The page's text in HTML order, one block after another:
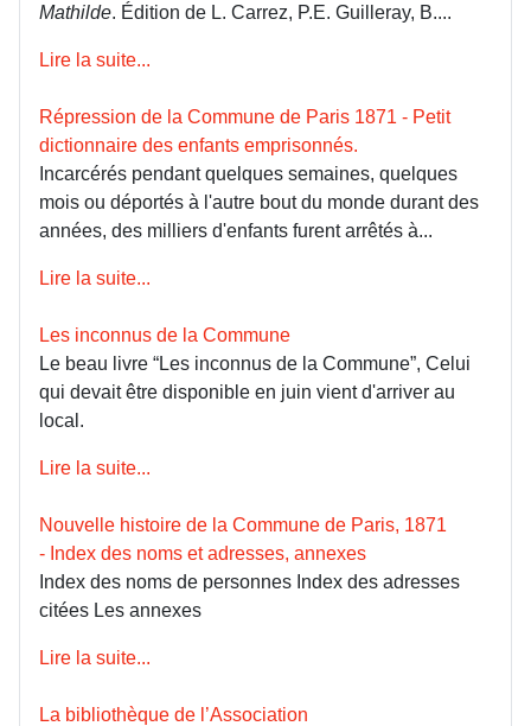
Mathilde. Édition de L. Carrez, P.E. Guilleray, B....
Lire la suite...
Répression de la Commune de Paris 1871 - Petit
dictionnaire des enfants emprisonnés.
Incarcérés pendant quelques semaines, quelques
mois ou déportés à l'autre bout du monde durant des
années, des milliers d'enfants furent arrêtés à...
Lire la suite...
Les inconnus de la Commune
Le beau livre “Les inconnus de la Commune”, Celui
qui devait être disponible en juin vient d'arriver au
local.
Lire la suite...
Nouvelle histoire de la Commune de Paris, 1871
- Index des noms et adresses, annexes
Index des noms de personnes Index des adresses
citées Les annexes
Lire la suite...
La bibliothèque de l’Association